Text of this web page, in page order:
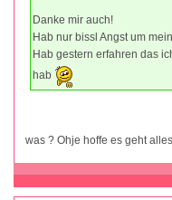
Danke mir auch!
Hab nur bissl Angst um
Hab gestern erfahren das
hab
was ? Ohje hoffe es geht